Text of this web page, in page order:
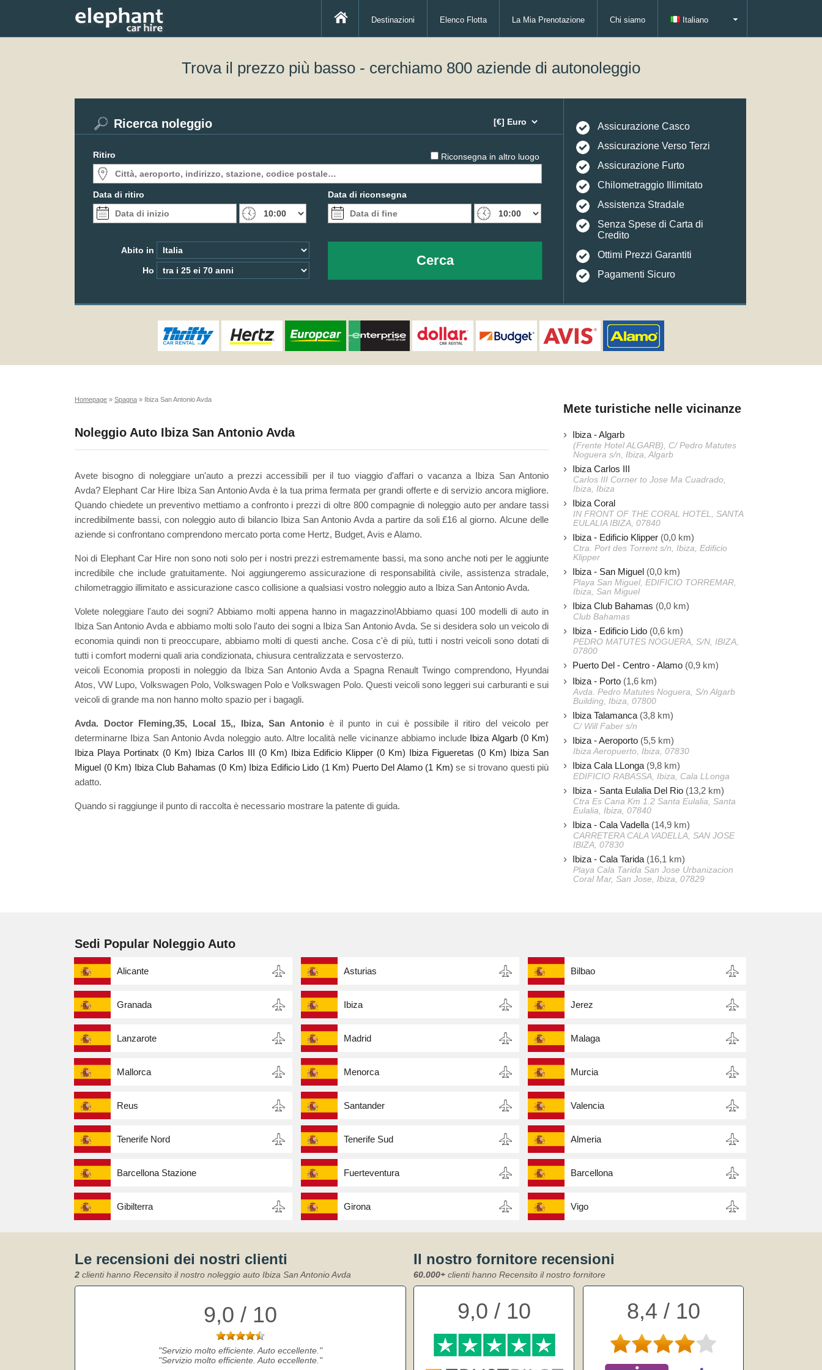
Destinazioni Elenco Flotta La Mia Prenotazione Chi siamo Italiano
Trova il prezzo più basso - cerchiamo 800 aziende di autonoleggio
Riconsegna in altro luogo
Ricerca noleggio
Ritiro
Data di ritiro Data di riconsegna
Abito in
Ho
Cerca
Assicurazione Casco
Assicurazione Verso Terzi
Assicurazione Furto
Chilometraggio Illimitato
Assistenza Stradale
Senza Spese di Carta di
Credito
Ottimi Prezzi Garantiti
Pagamenti Sicuro
Homepage » Spagna » Ibiza San Antonio Avda
Noleggio Auto Ibiza San Antonio Avda
Avete bisogno di noleggiare un'auto a prezzi accessibili per il tuo viaggio d'affari o vacanza a Ibiza San Antonio
Avda? Elephant Car Hire Ibiza San Antonio Avda è la tua prima fermata per grandi offerte e di servizio ancora migliore.
Quando chiedete un preventivo mettiamo a confronto i prezzi di oltre 800 compagnie di noleggio auto per andare tassi
incredibilmente bassi, con noleggio auto di bilancio Ibiza San Antonio Avda a partire da soli £16 al giorno. Alcune delle
aziende si confrontano comprendono mercato porta come Hertz, Budget, Avis e Alamo.
Noi di Elephant Car Hire non sono noti solo per i nostri prezzi estremamente bassi, ma sono anche noti per le aggiunte
incredibile che include gratuitamente. Noi aggiungeremo assicurazione di responsabilità civile, assistenza stradale,
chilometraggio illimitato e assicurazione casco collisione a qualsiasi vostro noleggio auto a Ibiza San Antonio Avda.
Volete noleggiare l'auto dei sogni? Abbiamo molti appena hanno in magazzino!Abbiamo quasi 100 modelli di auto in
Ibiza San Antonio Avda e abbiamo molti solo l'auto dei sogni a Ibiza San Antonio Avda. Se si desidera solo un veicolo di
economia quindi non ti preoccupare, abbiamo molti di questi anche. Cosa c'è di più, tutti i nostri veicoli sono dotati di
tutti i comfort moderni quali aria condizionata, chiusura centralizzata e servosterzo.
veicoli Economia proposti in noleggio da Ibiza San Antonio Avda a Spagna Renault Twingo comprendono, Hyundai
Atos, VW Lupo, Volkswagen Polo, Volkswagen Polo e Volkswagen Polo. Questi veicoli sono leggeri sui carburanti e sui
veicoli di grande ma non hanno molto spazio per i bagagli.
Avda. Doctor Fleming,35, Local 15,, Ibiza, San Antonioè il punto in cui è possibile il ritiro del veicolo per
determinarne Ibiza San Antonio Avda noleggio auto. Altre località nelle vicinanze abbiamo include Ibiza Algarb (0 Km)
Ibiza Playa Portinatx (0 Km) Ibiza Carlos III (0 Km) Ibiza Edificio Klipper (0 Km) Ibiza Figueretas (0 Km) Ibiza San
Miguel (0 Km) Ibiza Club Bahamas (0 Km) Ibiza Edificio Lido (1 Km) Puerto Del Alamo (1 Km) se si trovano questi più
adatto.
Quando si raggiunge il punto di raccolta è necessario mostrare la patente di guida.
Mete turistiche nelle vicinanze
Ibiza - Algarb
(Frente Hotel ALGARB), C/ Pedro Matutes
Noguera s/n, Ibiza, Algarb
Ibiza Carlos III
Carlos III Corner to Jose Ma Cuadrado,
Ibiza, Ibiza
Ibiza Coral
IN FRONT OF THE CORAL HOTEL, SANTA
EULALIA IBIZA, 07840
Ibiza - Edificio Klipper (0,0 km)
Ctra. Port des Torrent s/n, Ibiza, Edificio
Klipper
Ibiza - San Miguel (0,0 km)
Playa San Miguel, EDIFICIO TORREMAR,
Ibiza, San Miguel
Ibiza Club Bahamas (0,0 km)
Club Bahamas
Ibiza - Edificio Lido (0,6 km)
PEDRO MATUTES NOGUERA, S/N, IBIZA,
07800
Puerto Del - Centro - Alamo (0,9 km)
Ibiza - Porto (1,6 km)
Avda. Pedro Matutes Noguera, S/n Algarb
Building, Ibiza, 07800
Ibiza Talamanca (3,8 km)
C/ Will Faber s/n
Ibiza - Aeroporto (5,5 km)
Ibiza Aeropuerto, Ibiza, 07830
Ibiza Cala LLonga (9,8 km)
EDIFICIO RABASSA, Ibiza, Cala LLonga
Ibiza - Santa Eulalia Del Rio (13,2 km)
Ctra Es Cana Km 1.2 Santa Eulalia, Santa
Eulalia, Ibiza, 07840
Ibiza - Cala Vadella (14,9 km)
CARRETERA CALA VADELLA, SAN JOSE
IBIZA, 07830
Ibiza - Cala Tarida (16,1 km)
Playa Cala Tarida San Jose Urbanizacion
Coral Mar, San Jose, Ibiza, 07829
Sedi Popular Noleggio Auto
Alicante Asturias Bilbao
Granada Ibiza Jerez
Lanzarote Madrid Malaga
Mallorca Menorca Murcia
Reus Santander Valencia
Tenerife Nord Tenerife Sud Almeria
Barcellona Stazione Fuerteventura Barcellona
Gibilterra Girona Vigo
Le recensioni dei nostri clienti
2 clienti hanno Recensito il nostro noleggio auto Ibiza San Antonio Avda
9,0 / 10
Servizio molto efficiente. Auto eccellente.
Servizio molto efficiente. Auto eccellente.
Il nostro fornitore recensioni
60.000+ clienti hanno Recensito il nostro fornitore
9,0 / 10 8,4 / 10